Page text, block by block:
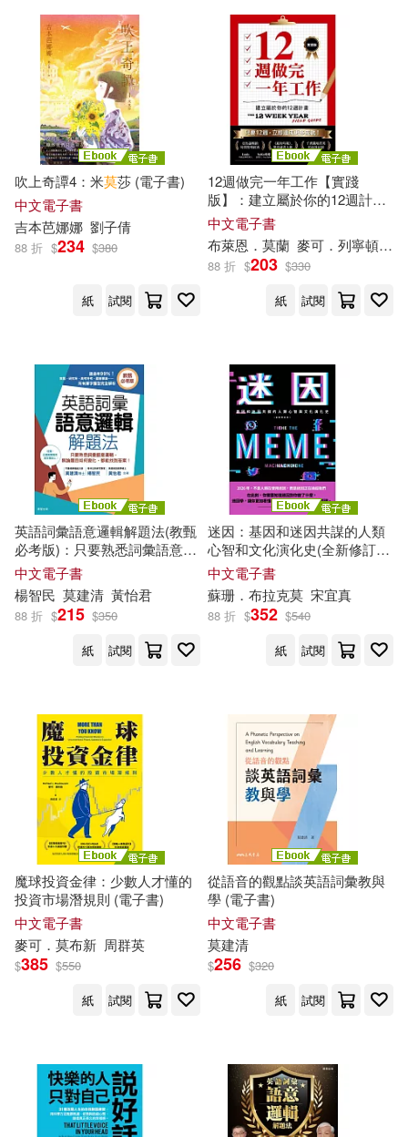
何艷球(1) 佩卓．阿莫多瓦(1)
佳樂(1)
俞姿婷(1) 修藍(1)
傑瑞・霍普金斯(1)
光澤(1)
克絲汀．莫柏格(1)
克里斯提昂．賈克(1)
凌玉著(1) 凱文·努金特(1)
凱潔．維邁爾(1)
凱特‧莎莫史克爾(1)
凱瑟琳．吉爾博特．莫道克(1)
劉培杰(1)
劉新華(1)
劉星辰(1)
劉清彥(1) 劉鑫(1)
北川悅吏子(1) 卡哈‧莫蘭(1)
卡爾．施洛格(1)
原著 帕雅兒．莫盧爾和桑傑．莫盧
爾 (Payal Molur and Sanjay Molur)
繪者 索娜莉．佐赫拉 (Sonali Zohr
中國水利水電出版社(1)
中國紡織出版社(1)
中國華僑出版社(1)
中國輕工業出版社(1)
中央編譯出版社(1)
中華書局(香港)(1) 九歌(1)
二十張出版(1)
人民日報出版社(1)
企業管理出版社(1) 健行(1)
北京語言大學出版社(1)
北方文藝出版社(1)
南海出版公司(1)
印刷工業出版社(1) 印刻(1)
哈爾濱工業大學出版社(1)
商務(1) 喜瑪拉雅(1)
四川少年兒童出版社(1)
四川美術出版社(1)
吹上奇譚4：米莫莎 (電子書)
中文電子書
吉本芭娜娜 劉子倩
88 折 $234 $380
紙 試閱
12週做完一年工作【實踐
版】：建立屬於你的12週計畫
(電子書)
中文電子書
布萊恩． 莫蘭 麥可．列寧頓 夏
88 折 $203 $330
紙
試閱
英語詞彙語意邏輯解題法(教甄
必考版)：只要熟悉詞彙語意邏
輯，無論題目如何變化，都能
找到答案! (電子書)
中文電子書
楊智民 莫建清 黃怡君
88 折 $215 $350
紙
試閱
迷因：基因和迷因共謀的人類
心智和文化演化史(全新修訂
本) (電子書)
中文電子書
蘇珊．布拉克莫 宋宜真
88 折 $352 $540
紙
試閱
魔球投資金律：少數人才懂的
投資市場潛規則 (電子書)
中文電子書
麥可． 莫布新 周群英
$385 $550
紙
試閱
從語音的觀點談英語詞彙教與
學 (電子書)
中文電子書
莫建清
$256 $320
紙
試閱